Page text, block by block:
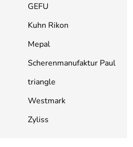
GEFU
Kuhn Rikon
Mepal
Scherenmanufaktur Paul
triangle
Westmark
Zyliss